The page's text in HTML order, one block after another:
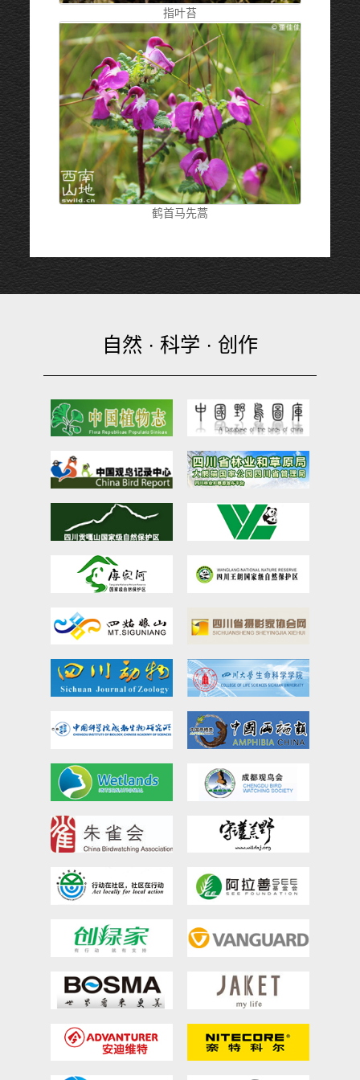
指叶苔
鹤首马先蒿
自然 · 科学 · 创作